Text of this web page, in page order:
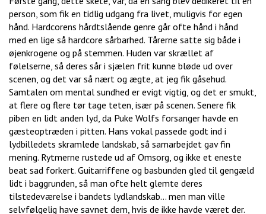
person, som fik en tidlig udgang fra livet, muligvis for egen
hånd. Hardcorens hårdtslående genre går ofte hånd i hånd
med en lige så hardcore sårbarhed. Tårerne satte sig både i
øjenkrogene og på stemmen. Huden var skrællet af
følelserne, så deres sår i sjælen frit kunne bløde ud over
scenen, og det var så nært og ægte, at jeg fik gåsehud.
Samtalen om mental sundhed er evigt vigtig, og det er smukt,
at flere og flere tør tage teten, især på scenen. Senere fik
piben en lidt anden lyd, da Puke Wolfs forsanger havde en
gæsteoptræden i pitten. Hans vokal passede godt ind i
lydbilledets skramlede landskab, så samarbejdet gav fin
mening. Rytmerne rustede ud af Omsorg, og ikke et eneste
beat sad forkert. Guitarriffene og basbunden gled til gengæld
lidt i baggrunden, så man ofte helt glemte deres
tilstedeværelse i bandets lydlandskab… men man ville
selvfølgelig have savnet dem, hvis de ikke havde været der.